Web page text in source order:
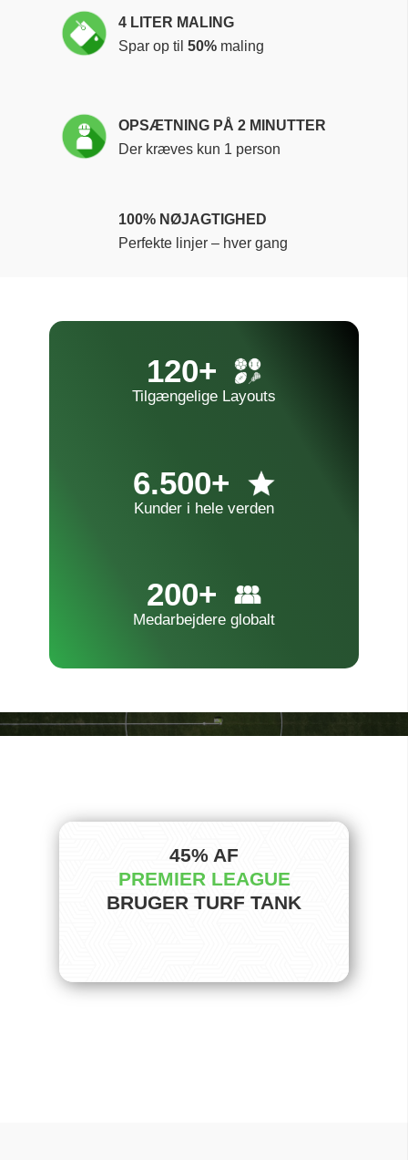
4 LITER MALING
Spar op til50% maling
OPSÆTNING PÅ 2 MINUTTER
Der kræves kun 1 person
100% NØJAGTIGHED
Perfekte linjer – hver gang
120+
Tilgængelige Layouts
6.500+
Kunder i hele verden
200+
Medarbejdere globalt
45% AF
PREMIER LEAGUE
BRUGER TURF TANK